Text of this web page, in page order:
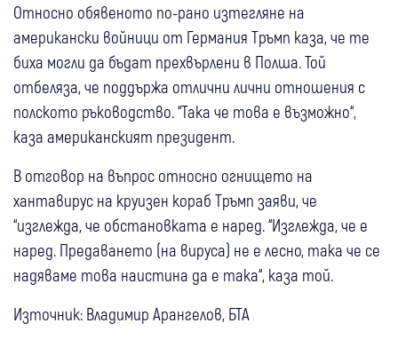
Относно обявеното по-рано изтегляне на
американски войници от Германия Тръмп каза, че те
биха могли да бъдат прехвърлени в Полша. Той
отбеляза, че поддържа отлични лични отношения с
полското ръководство. “Така че това е възможно“,
каза американският президент.
В отговор на въпрос относно огнището на
хантавирус на круизен кораб Тръмп заяви, че
“изглежда, че обстановката е наред. “Изглежда, че е
наред. Предаването (на вируса) не е лесно, така че се
надяваме това наистина да е така“, каза той.
Източник: Владимир Арангелов, БТА